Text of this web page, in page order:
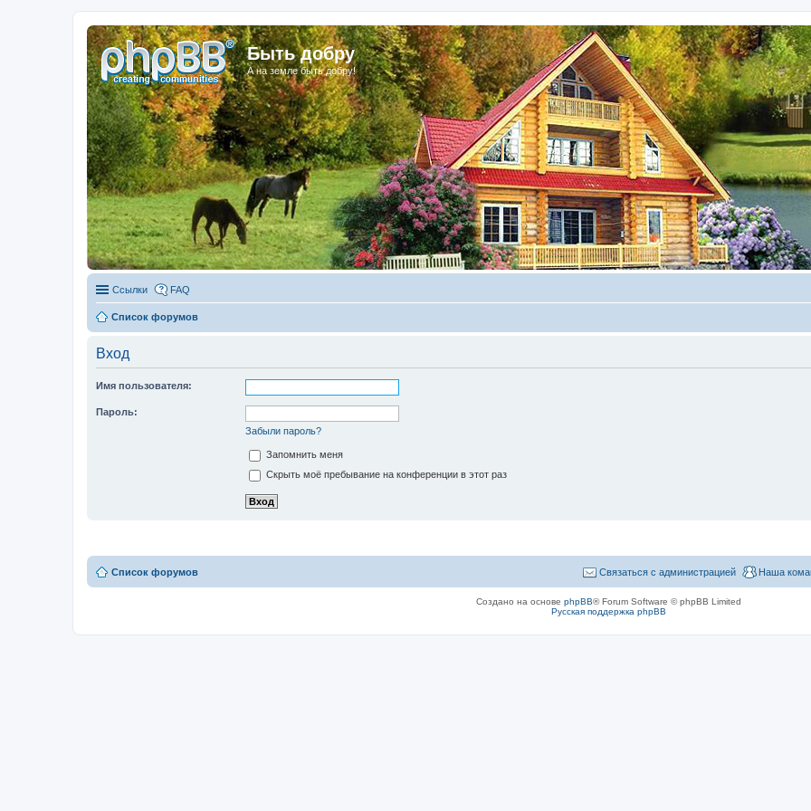
Быть добру
А на земле быть добру!
Ссылки FAQ
Список форумов
Вход
Имя пользователя:
Пароль:
Забыли пароль?
Запомнить меня
Скрыть моё пребывание на конференции в этот раз
Список форумов Наша
Связаться с администрацией
Создано на основе phpBB® Forum Software © phpBB Limited
Русская поддержка phpBB